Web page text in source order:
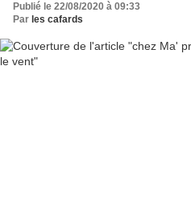
Publié le 22/08/2020 à 09:33
Par les cafards